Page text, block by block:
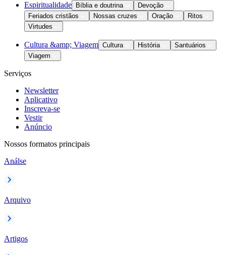
Espiritualidade Bíblia e doutrina
Devoção
Feriados cristãos
Nossas cruzes Oração
Ritos
Virtudes
Cultura &amp; Viagem Cultura História
Santuários
Viagem
Serviços
Newsletter
Aplicativo
Inscreva-se
Vestir
Anúncio
Nossos formatos principais
Análse
Arquivo
Artigos